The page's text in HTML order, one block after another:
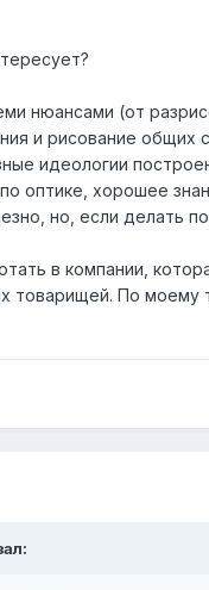
нюансами (от
и рисование общих
идеологии
оптике, хорошее
но, если делать
в компании,
товарищей. По моему